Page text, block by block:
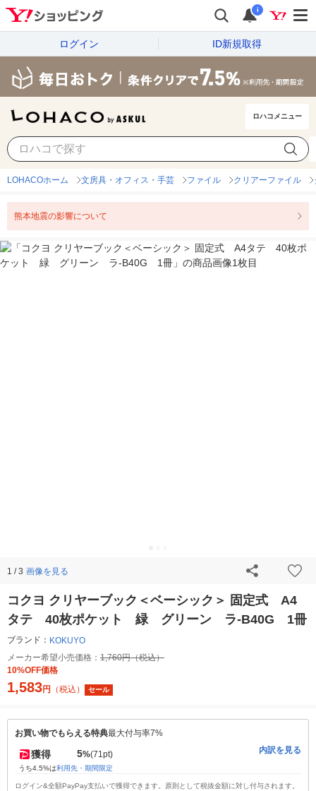
i
ログイン ID新規取得
ロハコメニュー
LOHACOホーム 文房具・オフィス・手芸 ファイル クリアーファイル
熊本地震の影響について
1 / 3 画像を見る
コクヨ クリヤーブック＜ベーシック＞ 固定式 A4
タテ 40枚ポケット 緑 グリーン ラ-B40G 1冊
ブランド： KOKUYO
メーカー希望小売価格： 1,760円（税込）
10%OFF価格
1,583円 （税込） セール
お買い物でもらえる特典最大付与率7%
獲得 5%(71pt)
うち4.5%は利用先・期間限定
内訳を見る
ログイン&全額PayPay支払いで獲得できます。原則として税抜金額に対し付与されます。